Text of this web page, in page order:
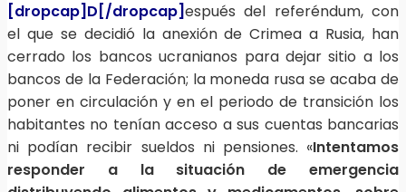
[dropcap]D[/dropcap]espués del referéndum, con
el que se decidió la anexión de Crimea a Rusia, han
cerrado los bancos ucranianos para dejar sitio a los
bancos de la Federación; la moneda rusa se acaba de
poner en circulación y en el periodo de transición los
habitantes no tenían acceso a sus cuentas bancarias
ni podían recibir sueldos ni pensiones. «Intentamos
responder a la situación de emergencia